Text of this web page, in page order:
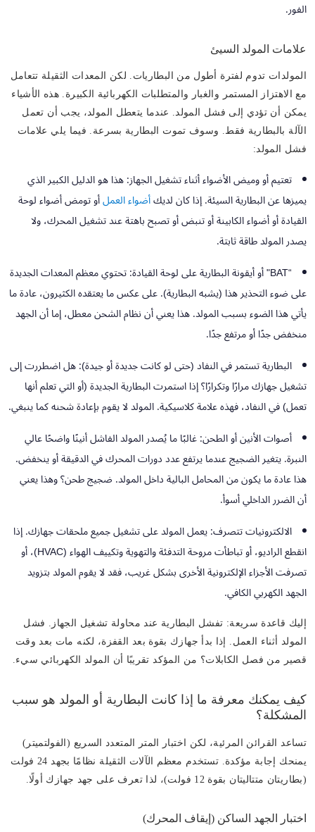
الفور.
علامات المولد السيئ
المولدات تدوم لفترة أطول من البطاريات. لكن المعدات الثقيلة تتعامل
مع الاهتزاز المستمر والغبار والمتطلبات الكهربائية الكبيرة. هذه الأشياء
يمكن أن تؤدي إلى فشل المولد. عندما يتعطل المولد، يجب أن تعمل
الآلة بالبطارية فقط. وسوف تموت البطارية بسرعة. فيما يلي علامات
فشل المولد:
تعتيم أو وميض الأضواء أثناء تشغيل الجهاز:هذا هو الدليل الكبير الذي
يميزها عن البطارية السيئة. إذا كان لديكأضواء العملأو تومض أضواء لوحة
القيادة أو أضواء الكابينة أو تنبض أو تصبح باهتة عند تشغيل المحرك، ولا
يصدر المولد طاقة ثابتة.
“BAT" أو أيقونة البطارية على لوحة القيادة:
تحتوي معظم المعدات الجديدة
على ضوء التحذير هذا (يشبه البطارية). على عكس ما يعتقده الكثيرون، عادة ما
يأتي هذا الضوء بسبب المولد. هذا يعني أن نظام الشحن معطل، إما أن الجهد
منخفض جدًا أو مرتفع جدًا.
البطارية تستمر في النفاد (حتى لو كانت جديدة أو جيدة):هل اضطررت إلى
تشغيل جهازك مرارًا وتكرارًا؟ إذا استمرت البطارية الجديدة (أو التي تعلم أنها
تعمل) في النفاد، فهذه علامة كلاسيكية. المولد لا يقوم بإعادة شحنه كما ينبغي.
أصوات الأنين أو الطحن:غالبًا ما يُصدر المولد الفاشل أنينًا واضحًا عالي
النبرة. يتغير الضجيج عندما يرتفع عدد دورات المحرك في الدقيقة أو ينخفض.
هذا عادة ما يكون من المحامل البالية داخل المولد. ضجيج طحن؟ وهذا يعني
أن الضرر الداخلي أسوأ.
الالكترونيات تتصرف:يعمل المولد على تشغيل جميع ملحقات جهازك. إذا
انقطع الراديو، أو تباطأت مروحة التدفئة والتهوية وتكييف الهواء (HVAC)، أو
تصرفت الأجزاء الإلكترونية الأخرى بشكل غريب، فقد لا يقوم المولد بتزويد
الجهد الكهربي الكافي.
إليك قاعدة سريعة: تفشل البطارية عند محاولة تشغيل الجهاز. فشل
المولد أثناء العمل. إذا بدأ جهازك بقوة بعد القفزة، لكنه مات بعد وقت
قصير من فصل الكابلات؟ من المؤكد تقريبًا أن المولد الكهربائي سيء.
كيف يمكنك معرفة ما إذا كانت البطارية أو المولد هو سبب
المشكلة؟
تساعد القرائن المرئية، لكن اختبار المتر المتعدد السريع (الفولتميتر)
يمنحك إجابة مؤكدة. تستخدم معظم الآلات الثقيلة نظامًا بجهد 24 فولت
(بطاريتان متتاليتان بقوة 12 فولت)، لذا تعرف على جهد جهازك أولًا.
اختبار الجهد الساكن (إيقاف المحرك)